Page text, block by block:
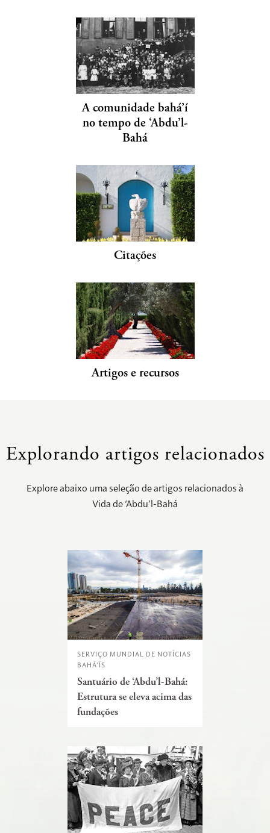
A comunidade bahá’í
no tempo de ‘Abdu’l-
Bahá
Citações
Artigos e recursos
Explorando artigos relacionados
Explore abaixo uma seleção de artigos relacionados à
Vida de ‘Abdu’l-Bahá
SERVIÇO MUNDIAL DE NOTÍCIAS
BAHÁ’ÍS
Santuário de ‘Abdu’l-Bahá:
Estrutura se eleva acima das
fundações